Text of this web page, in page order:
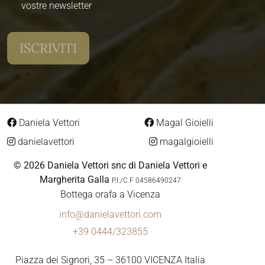
vostre newsletter
Daniela Vettori
danielavettori
Magal Gioielli
magalgioielli
© 2026 Daniela Vettori snc di Daniela Vettori e
Margherita Galla P.I./C.F 04586490247
Bottega orafa a Vicenza
info@danielavettori.com
+39 0444/323855
Piazza dei Signori, 35 – 36100 VICENZA Italia